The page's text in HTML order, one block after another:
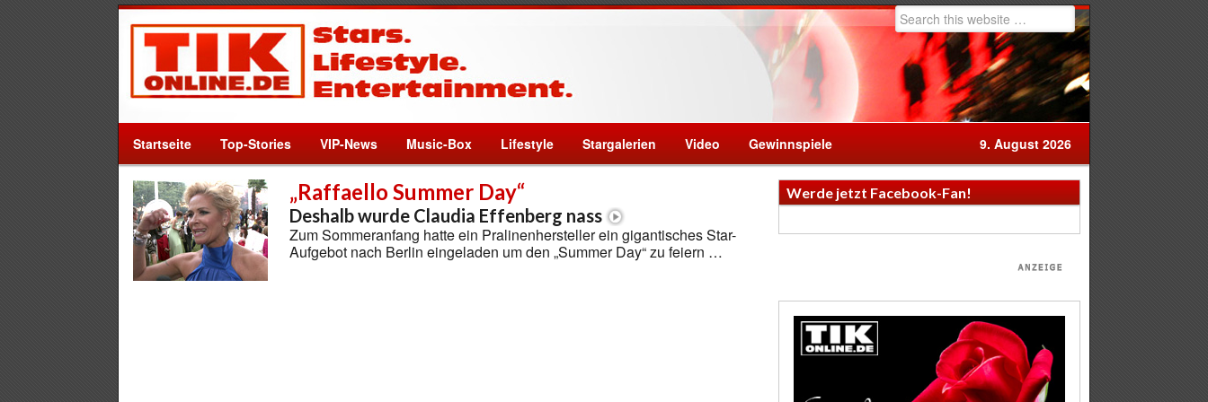
Startseite Top-Stories VIP-News Music-Box Lifestyle Stargalerien Video Gewinnspiele 9. August 2026
„Raffaello Summer Day“
Deshalb wurde Claudia Effenberg nass
Zum Sommeranfang hatte ein Pralinenhersteller ein gigantisches Star-
Aufgebot nach Berlin eingeladen um den „Summer Day“ zu feiern …
Werde jetzt Facebook-Fan!